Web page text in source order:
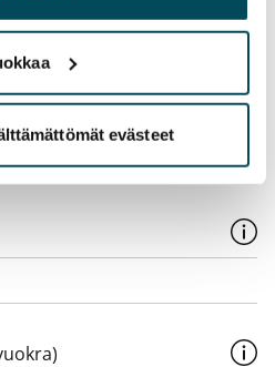
evästeet